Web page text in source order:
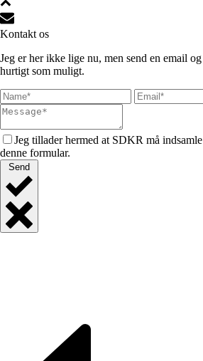
Kontakt os
Jeg er her ikke lige nu, men send en email
hurtigt som muligt.
Jeg tillader hermed at SDKR må
denne formular.
Send